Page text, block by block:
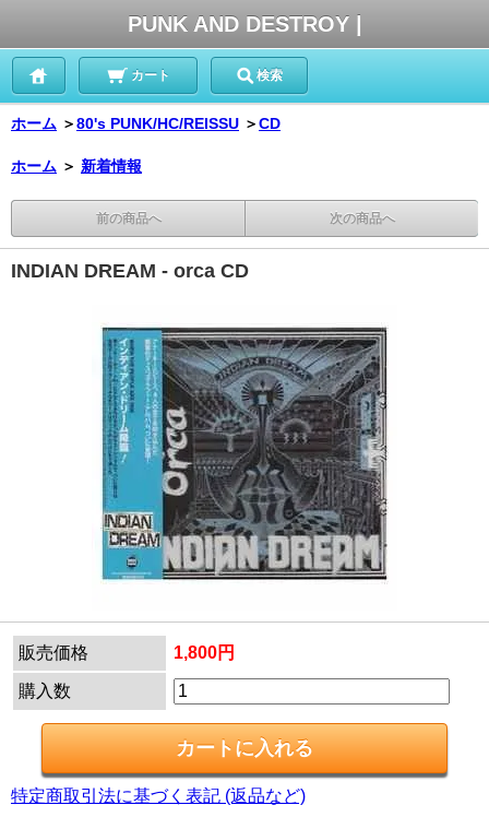
PUNK AND DESTROY |
カート 検索
ホーム ＞80's PUNK/HC/REISSU ＞CD
ホーム ＞ 新着情報
前の商品へ 次の商品へ
INDIAN DREAM - orca CD
販売価格 1,800円
購入数
特定商取引法に基づく表記 (返品など)